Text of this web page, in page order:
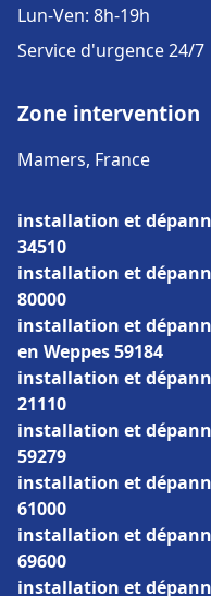
Lun-Ven: 8h-19h
Service d'urgence 24/7
Zone intervention
Mamers, France
installation et
34510
installation et
80000
installation et
en Weppes 59184
installation et
21110
installation et
59279
installation et
61000
installation et
69600
installation et